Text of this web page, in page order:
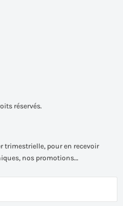
réservés.
trimestrielle, pour en recevoir
nos promotions…